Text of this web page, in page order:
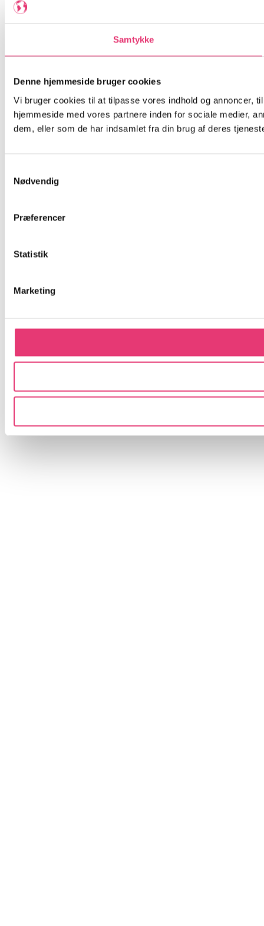
Samtykke
Denne hjemmeside bruger cookies
Vi bruger cookies til at tilpasse vores indhold og annoncer,
hjemmeside med vores partnere inden for sociale medier,
dem, eller som de har indsamlet fra din brug af deres
Nødvendig
Præferencer
Statistik
Marketing